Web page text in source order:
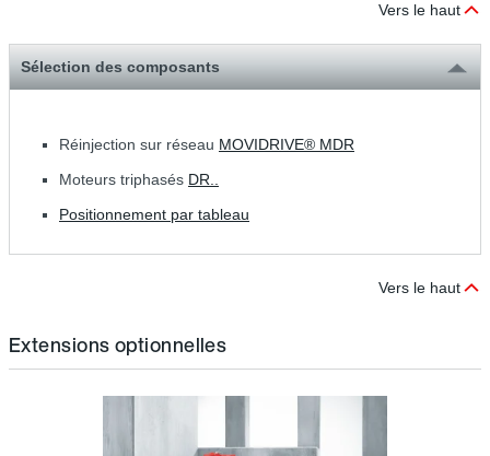
Vers le haut
Sélection des composants
Réinjection sur réseau MOVIDRIVE® MDR
Moteurs triphasés DR..
Positionnement par tableau
Vers le haut
Extensions optionnelles